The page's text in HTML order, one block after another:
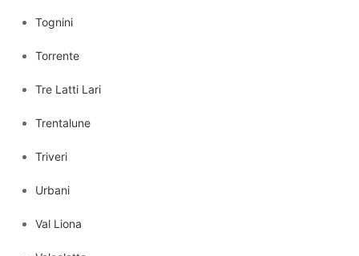
Tognini
Torrente
Tre Latti Lari
Trentalune
Triveri
Urbani
Val Liona